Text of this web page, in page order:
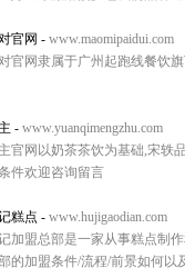
官网 - www.maomipaidui.com
官网隶属于广州起跑线餐饮
- www.yuanqimengzhu.com
官网以奶茶茶饮为基础,宋轶
件欢迎咨询留言
糕点 - www.hujigaodian.com
加盟总部是一家从事糕点制
的加盟条件/流程/前景如何以